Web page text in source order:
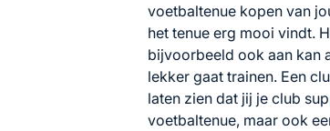
voetbaltenue kopen van
het tenue erg mooi vindt.
bijvoorbeeld ook aan kan
lekker gaat trainen. Een
laten zien dat jij je club
voetbaltenue, maar ook